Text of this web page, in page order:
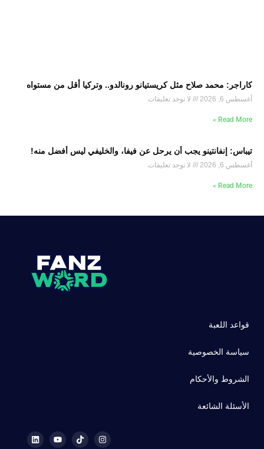
كاراجر: محمد صلاح مثل كريستيانو رونالدو.. وتركيا أقل من مستواه
أغسطس 6, 2026 لا توجد تعليقات
Read More »
تيباس: إنفانتينو يجب أن يرحل عن فيفا، والخليفي ليس أفضل منه!
أغسطس 6, 2026 لا توجد تعليقات
Read More »
قواعد اللعبة
سياسة الخصوصية
الشروط والأحكام
الأسئلة الشائعة